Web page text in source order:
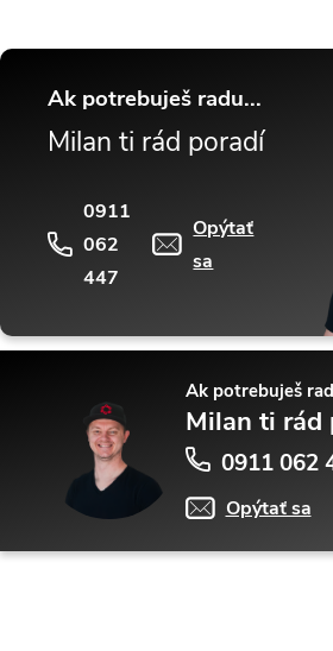
Ak potrebuješ radu...
Milan ti rád poradí
0911
062
447
Opýtať
sa
Ak potrebuješ
Milan ti rád
0911 062
Opýtať sa